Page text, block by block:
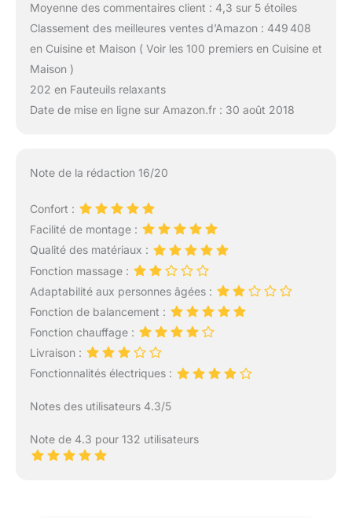
Moyenne des commentaires client : 4,3 sur 5 étoiles
Classement des meilleures ventes d’Amazon : 449 408
en Cuisine et Maison ( Voir les 100 premiers en Cuisine et
Maison )
202 en Fauteuils relaxants
Date de mise en ligne sur Amazon.fr : 30 août 2018
Note de la rédaction 16/20
Confort :
Facilité de montage :
Qualité des matériaux :
Fonction massage :
Adaptabilité aux personnes âgées :
Fonction de balancement :
Fonction chauffage :
Livraison :
Fonctionnalités électriques :
Notes des utilisateurs 4.3/5
Note de 4.3 pour 132 utilisateurs